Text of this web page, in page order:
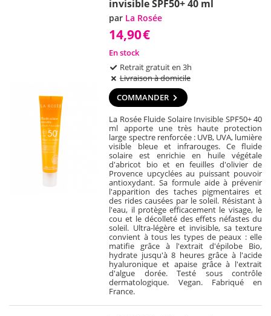
invisible SPF50+ 40 ml
par La Rosée
14,90€
En stock
Retrait gratuit en 3h
Livraison à domicile
COMMANDER
La Rosée Fluide Solaire Invisible SPF50+ 40
ml apporte une très haute protection
large spectre renforcée : UVB, UVA, lumière
visible bleue et infrarouges. Ce fluide
solaire est enrichie en huile végétale
d'abricot bio et en feuilles d'olivier de
Provence upcyclées au puissant pouvoir
antioxydant. Sa formule aide à prévenir
l'apparition des taches pigmentaires et
des rides causées par le soleil. Résistant à
l'eau, il protège efficacement le visage, le
cou et le décolleté des effets néfastes du
soleil. Ultra-légère et invisible, sa texture
convient à tous les types de peaux : elle
matifie grâce à l'extrait d'épilobe Bio,
hydrate jusqu'à 8 heures grâce à l'acide
hyaluronique et apaise grâce à l'extrait
d'algue dorée. Testé sous contrôle
dermatologique. Vegan. Fabriqué en
France.